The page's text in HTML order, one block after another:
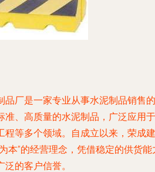
品厂是一家专业从事水泥制品销售的
准、高质量的水泥制品，广泛应用于
程等多个领域。自成立以来，荣成建
本”的经营理念，凭借稳定的供货能
的客户信誉。